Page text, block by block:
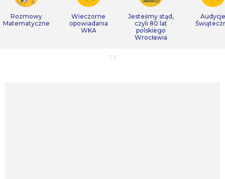
Rozmowy
Matematyczne
Wieczorne
opowiadania
WKA
Jesteśmy stąd,
czyli 80 lat
polskiego
Wrocławia
Audycje